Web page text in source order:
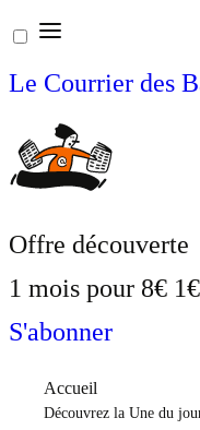
Aller
au
contenu
Le Courrier des
Offre découverte
1 mois pour 8€ 1€
S'abonner
Accueil
Découvrez la Une du